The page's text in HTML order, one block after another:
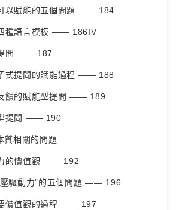
以賦能的五個問題 —— 184
種語言模板 —— 186IV
問 —— 187
式提問的賦能過程 —— 188
饋的賦能型提問 —— 189
提問 —— 190
質相關的問題
的價值觀 —— 192
壓驅動力”的五個問題 —— 196
價值觀的過程 —— 197